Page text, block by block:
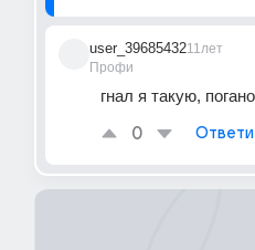
user_39685432
Профи
11лет
гнал я такую,
0